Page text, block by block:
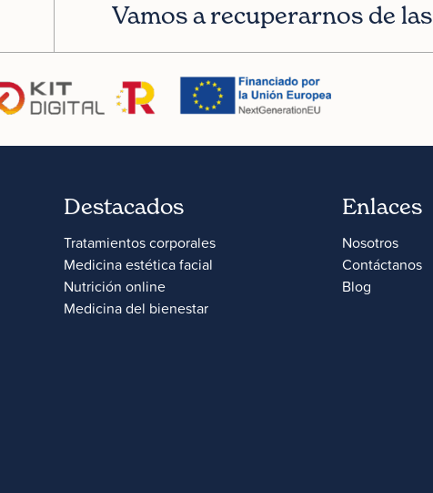
Vamos a recuperarnos de
Destacados
Tratamientos corporales
Medicina estética facial
Nutrición online
Medicina del bienestar
Enlaces
Nosotros
Contáctanos
Blog